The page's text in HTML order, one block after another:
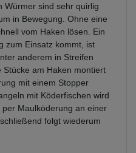
Würmer sind sehr quirlig
in Bewegung. Ohne eine
vom Haken lösen. Ein
zum Einsatz kommt, ist
anderem in Streifen
am Haken montiert
mit einem Stopper
mit Köderfischen wird
Maulköderung an einer
folgt wiederum